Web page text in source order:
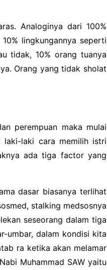
Analoginya dari 100%
lingkungannya seperti
tidak, 10% orang tuanya
Orang yang tidak sholat
perempuan maka mulai
laki-laki cara memilih istri
ada tiga factor yang
dasar biasanya terlihat
stalking medsosnya
seseorang dalam tiga
umbar, dalam kondisi kita
ra ketika akan melamar
Muhammad SAW yaitu